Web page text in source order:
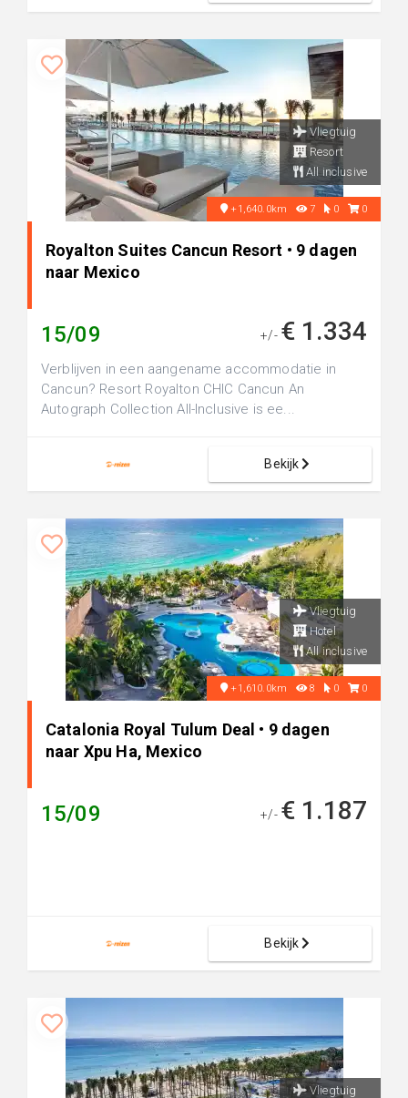
Vliegtuig
Resort
All inclusive
+1,640.0km 7 0 0
Royalton Suites Cancun Resort • 9 dagen
naar Mexico
15/09 +/- € 1.334
Verblijven in een aangename accommodatie in
Cancun? Resort Royalton CHIC Cancun An
Autograph Collection All-Inclusive is ee...
Bekijk
Vliegtuig
Hotel
All inclusive
+1,610.0km 8 0 0
Catalonia Royal Tulum Deal • 9 dagen
naar Xpu Ha, Mexico
15/09 +/- € 1.187
Bekijk
Vliegtuig